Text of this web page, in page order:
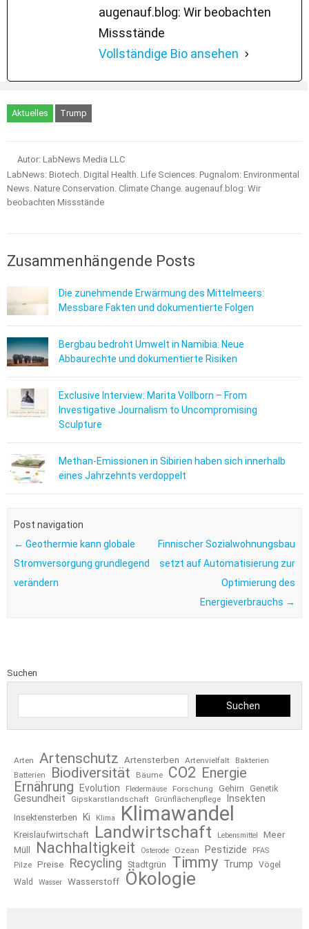
augenauf.blog: Wir beobachten
Missstände
Vollständige Bio ansehen
Aktuelles Trump
Autor: LabNews Media LLC
LabNews: Biotech. Digital Health. Life Sciences. Pugnalom: Environmental
News. Nature Conservation. Climate Change. augenauf.blog: Wir
beobachten Missstände
Zusammenhängende Posts
Die zunehmende Erwärmung des Mittelmeers:
Messbare Fakten und dokumentierte Folgen
Bergbau bedroht Umwelt in Namibia: Neue
Abbaurechte und dokumentierte Risiken
Exclusive Interview: Marita Vollborn – From
Investigative Journalism to Uncompromising
Sculpture
Methan-Emissionen in Sibirien haben sich innerhalb
eines Jahrzehnts verdoppelt
Post navigation
← Geothermie kann globale
Stromversorgung grundlegend
verändern
Finnischer Sozialwohnungsbau
setzt auf Automatisierung zur
Optimierung des
Energieverbrauchs →
Suchen
Suchen
Arten Artenschutz Artensterben Artenvielfalt
Bakterien
Batterien
Biodiversität Bäume CO2 Energie
Ernährung
Evolution Fledermäuse Forschung Gehirn Genetik
Gesundheit Gipskarstlandschaft Grünflächenpflege Insekten
Insektensterben Ki Klima Klimawandel
Kreislaufwirtschaft Landwirtschaft Lebensmittel
Meer
Müll
Nachhaltigkeit Osterode Ozean Pestizide PFAS
Pilze Preise Recycling Stadtgrün Timmy Trump
Vögel
Wald
Wasser Wasserstoff Ökologie